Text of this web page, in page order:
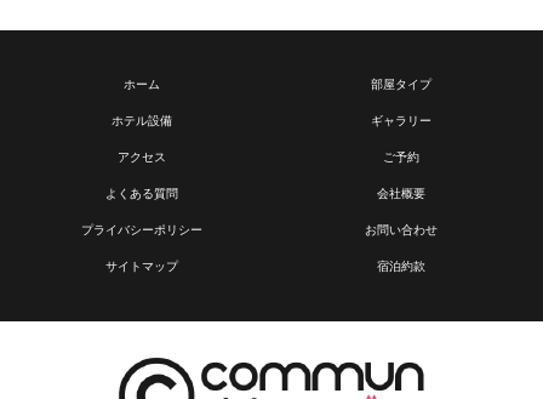
ホーム 部屋タイプ
ホテル設備 ギャラリー
アクセス ご予約
よくある質問 会社概要
プライバシーポリシー お問い合わせ
サイトマップ 宿泊約款